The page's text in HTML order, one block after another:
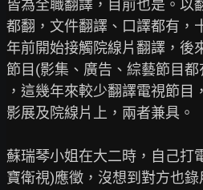
皆為全職翻譯，目前也是。以
都翻，文件翻譯、口譯都有，
年前開始接觸院線片翻譯，後
節目(影集、廣告、綜藝節目都
，這幾年來較少翻譯電視節目
影展及院線片上，兩者兼具。
蘇瑞琴小姐在大二時，自己打
寶衛視)應徵，沒想到對方也錄